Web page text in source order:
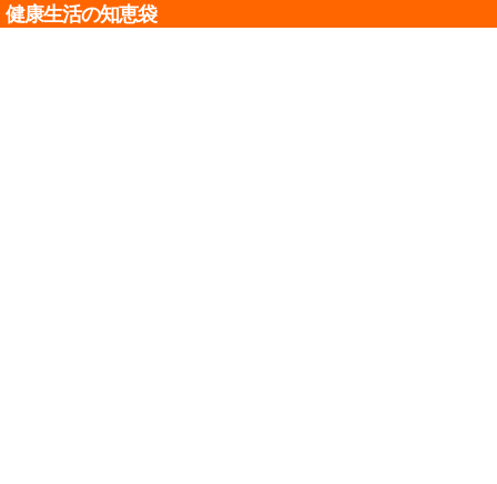
健康生活の知恵袋